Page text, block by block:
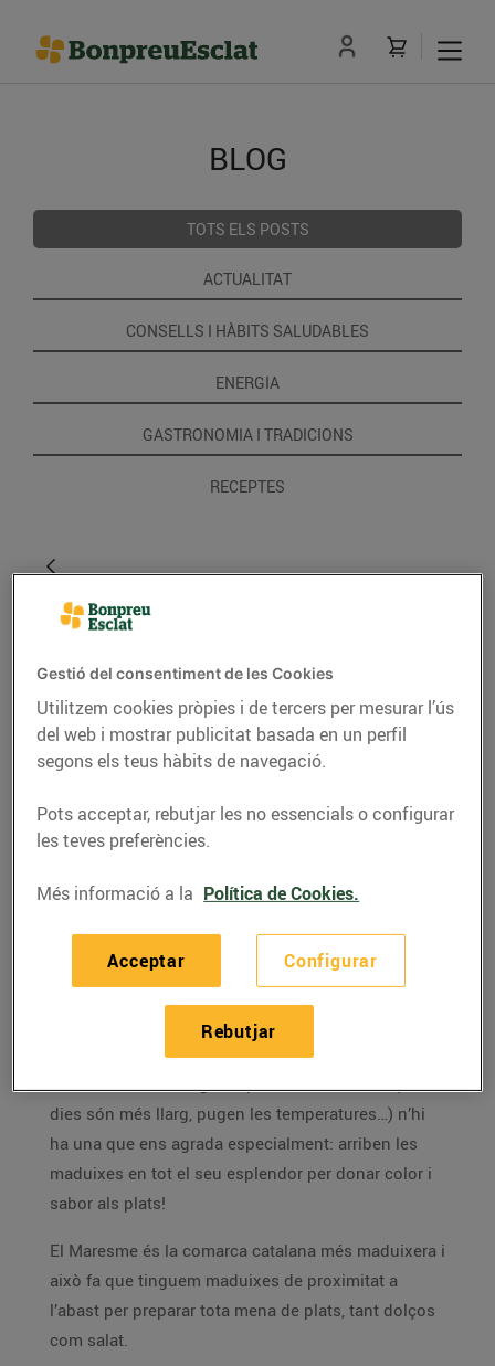
BLOG
TOTS ELS POSTS
ACTUALITAT
CONSELLS I HÀBITS SALUDABLES
ENERGIA
GASTRONOMIA I TRADICIONS
RECEPTES
GASTRONOMIA I TRADICIONS
Ja és temps de
maduixes!
27/d’abril/2022
El color i gust irresistibles d’aquesta fruita l’han
convertit en una de les més esperades de l’any
Entre les moltes alegries que ens dona l’abril (els
dies són més llarg, pugen les temperatures…) n’hi
ha una que ens agrada especialment: arriben les
maduixes en tot el seu esplendor per donar color i
sabor als plats!
El Maresme és la comarca catalana més maduixera i
això fa que tinguem maduixes de proximitat a
l’abast per preparar tota mena de plats, tant dolços
com salat.
Gestió del consentiment de les Cookies
Utilitzem cookies pròpies i de tercers per mesurar l’ús
del web i mostrar publicitat basada en un perfil
segons els teus hàbits de navegació.
Pots acceptar, rebutjar les no essencials o configurar
les teves preferències.
Més informació a la Política de Cookies.
Configurar
Rebutjar
Acceptar